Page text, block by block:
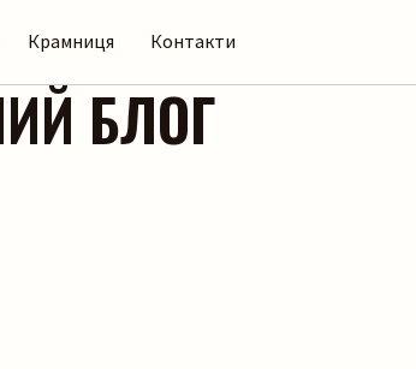
Крамниця Контакти
БЛОГ